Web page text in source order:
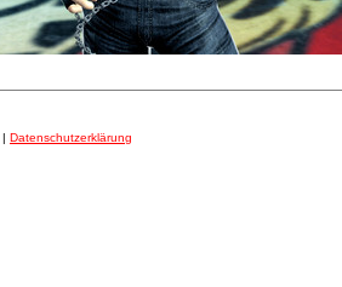
| Datenschutzerklärung